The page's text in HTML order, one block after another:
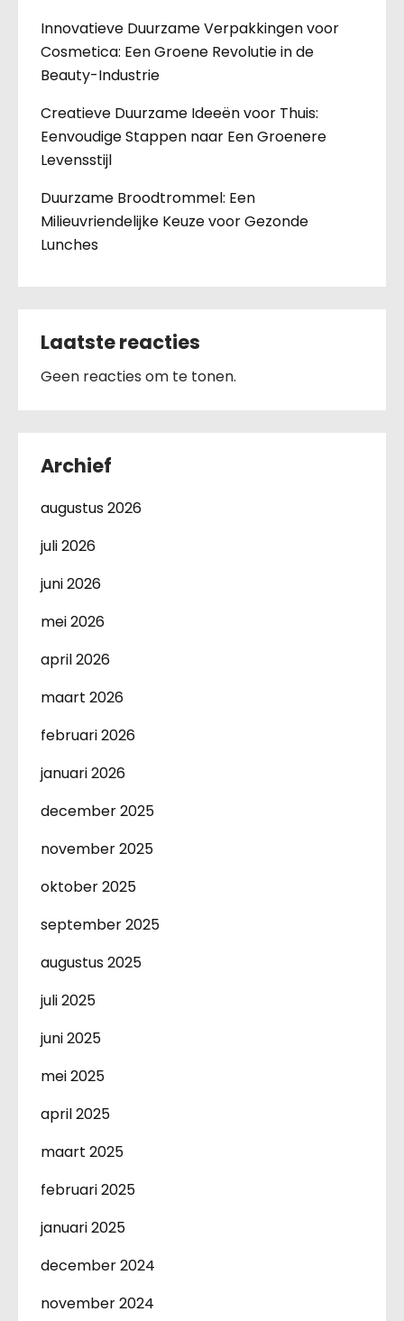
Innovatieve Duurzame Verpakkingen voor
Cosmetica: Een Groene Revolutie in de
Beauty-Industrie
Creatieve Duurzame Ideeën voor Thuis:
Eenvoudige Stappen naar Een Groenere
Levensstijl
Duurzame Broodtrommel: Een
Milieuvriendelijke Keuze voor Gezonde
Lunches
Laatste reacties
Geen reacties om te tonen.
Archief
augustus 2026
juli 2026
juni 2026
mei 2026
april 2026
maart 2026
februari 2026
januari 2026
december 2025
november 2025
oktober 2025
september 2025
augustus 2025
juli 2025
juni 2025
mei 2025
april 2025
maart 2025
februari 2025
januari 2025
december 2024
november 2024